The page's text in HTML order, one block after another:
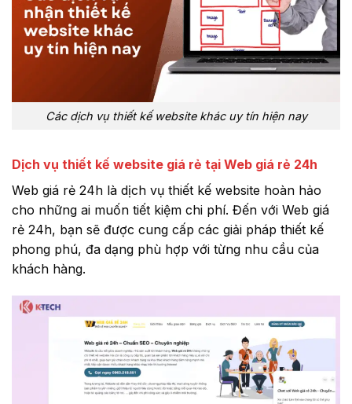
Các dịch vụ thiết kế website khác uy tín hiện nay
Dịch vụ thiết kế website giá rẻ tại Web giá rẻ 24h
Web giá rẻ 24h là dịch vụ thiết kế website hoàn hảo
cho những ai muốn tiết kiệm chi phí. Đến với Web giá
rẻ 24h, bạn sẽ được cung cấp các giải pháp thiết kế
phong phú, đa dạng phù hợp với từng nhu cầu của
khách hàng.